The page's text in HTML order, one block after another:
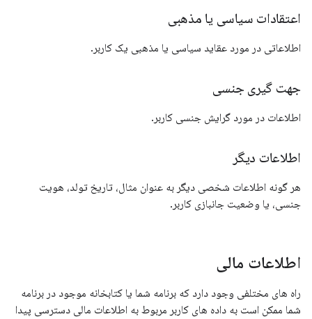
اعتقادات سیاسی یا مذهبی
اطلاعاتی در مورد عقاید سیاسی یا مذهبی یک کاربر.
جهت گیری جنسی
اطلاعات در مورد گرایش جنسی کاربر.
اطلاعات دیگر
هر گونه اطلاعات شخصی دیگر به عنوان مثال، تاریخ تولد، هویت
جنسی، یا وضعیت جانبازی کاربر.
اطلاعات مالی
راه های مختلفی وجود دارد که برنامه شما یا کتابخانه موجود در برنامه
شما ممکن است به داده های کاربر مربوط به اطلاعات مالی دسترسی پیدا